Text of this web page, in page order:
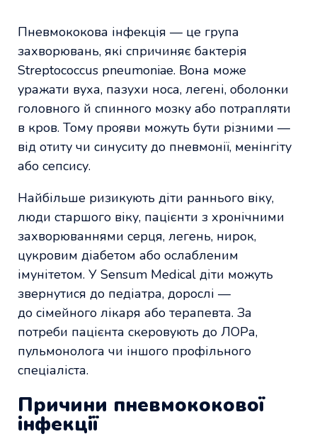
Пневмококова інфекція — це група
захворювань, які спричиняє бактерія
Streptococcus pneumoniae. Вона може
уражати вуха, пазухи носа, легені, оболонки
головного й спинного мозку або потрапляти
в кров. Тому прояви можуть бути різними —
від отиту чи синуситу до пневмонії, менінгіту
або сепсису.
Найбільше ризикують діти раннього віку,
люди старшого віку, пацієнти з хронічними
захворюваннями серця, легень, нирок,
цукровим діабетом або ослабленим
імунітетом. У Sensum Medical діти можуть
звернутися до педіатра, дорослі —
до сімейного лікаря або терапевта. За
потреби пацієнта скеровують до ЛОРа,
пульмонолога чи іншого профільного
спеціаліста.
Причини пневмококової
інфекції